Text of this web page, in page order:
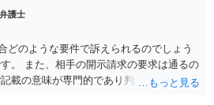
護士
どのような要件で訴えられるのでしょう
。 また、相手の開示請求の要求は通るの
載の意味が専門的であり判然としないも